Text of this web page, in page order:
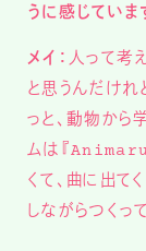
うに感じていま
メイ：人って考
と思うんだけれ
っと、動物から
ムは『Animaru
くて、曲に出
しながらつくっ